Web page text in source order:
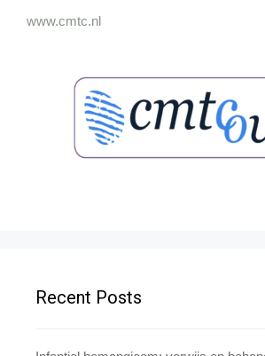
www.cmtc.nl
Recent Posts